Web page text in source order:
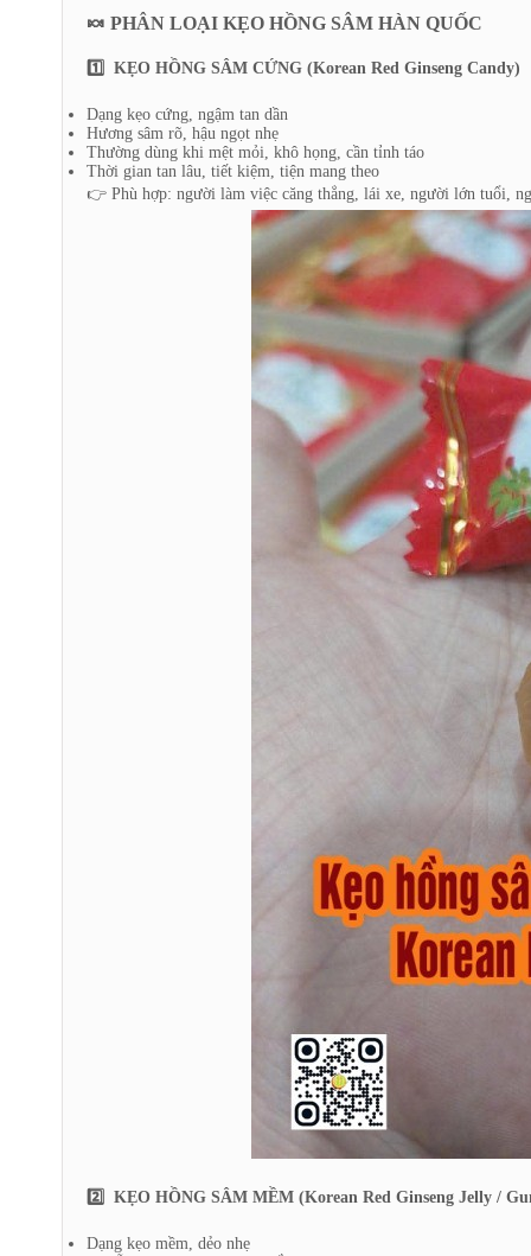
🍬 PHÂN LOẠI KẸO HỒNG SÂM HÀN QUỐC
1️⃣ KẸO HỒNG SÂM CỨNG (Korean Red Ginseng Candy)
Dạng kẹo cứng, ngậm tan dần
Hương sâm rõ, hậu ngọt nhẹ
Thường dùng khi mệt mỏi, khô họng, cần tỉnh táo
Thời gian tan lâu, tiết kiệm, tiện mang theo
👉 Phù hợp: người làm việc căng thẳng, lái xe, người lớn tuổi,
2️⃣ KẸO HỒNG SÂM MỀM (Korean Red Ginseng Jelly /
Dạng kẹo mềm, dẻo nhẹ